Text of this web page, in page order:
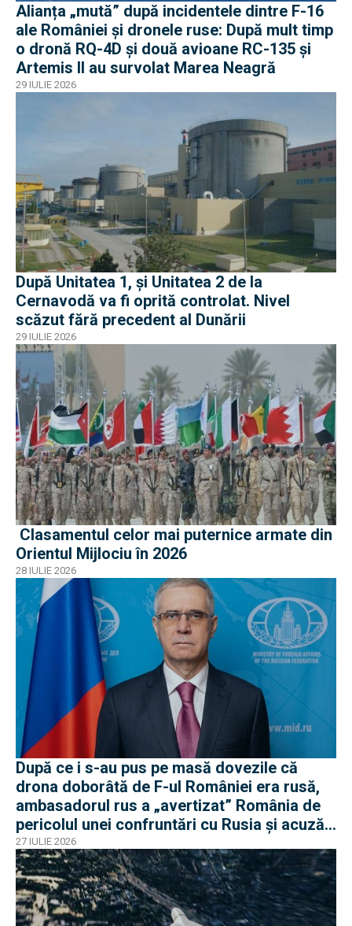
Alianța „mută” după incidentele dintre F-16
ale României și dronele ruse: După mult timp
o dronă RQ-4D și două avioane RC-135 și
Artemis II au survolat Marea Neagră
29 IULIE 2026
După Unitatea 1, și Unitatea 2 de la
Cernavodă va fi oprită controlat. Nivel
scăzut fără precedent al Dunării
29 IULIE 2026
Clasamentul celor mai puternice armate din
Orientul Mijlociu în 2026
28 IULIE 2026
După ce i s-au pus pe masă dovezile că
drona doborâtă de F-ul României era rusă,
ambasadorul rus a „avertizat” România de
pericolul unei confruntări cu Rusia și acuză
o „înscenare propagandistă”
27 IULIE 2026